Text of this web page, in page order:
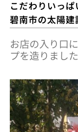
こだわりいっぱ
碧南市の太陽
お店の入り口
プを造りました